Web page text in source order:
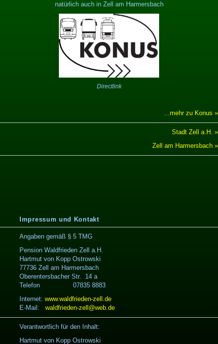
natürlich auch in Zell am Harmersbach
Directlink
...mehr zu Konus »
Stadt Zell a.H. »
Zell am Harmersbach »
Impressum und Kontakt
Angaben gemäß § 5 TMG
Pension Waldfrieden Zell a.H.
Hartmut von Kopp Ostrowski
77736 Zell am Harmersbach
Oberentersbacher Str. 14 a
Telefon 07835 8883
Internet: www.waldfrieden-zell.de
E-Mail: waldfrieden-zell@web.de
Verantwortlich für den Inhalt:
Hartmut von Kopp Ostrowski